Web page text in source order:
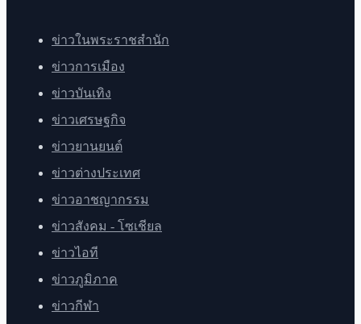
ข่าวในพระราชสำนัก
ข่าวการเมือง
ข่าวบันเทิง
ข่าวเศรษฐกิจ
ข่าวยานยนต์
ข่าวต่างประเทศ
ข่าวอาชญากรรม
ข่าวสังคม - โซเชียล
ข่าวไอที
ข่าวภูมิภาค
ข่าวกีฬา